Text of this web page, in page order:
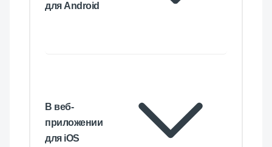
для Android
В веб-
приложении
для iOS